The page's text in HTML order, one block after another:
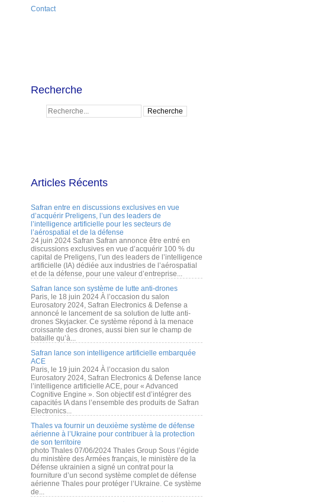
Contact
Recherche
Articles Récents
Safran entre en discussions exclusives en vue
d’acquérir Preligens, l’un des leaders de
l’intelligence artificielle pour les secteurs de
l’aérospatial et de la défense
24 juin 2024 Safran Safran annonce être entré en
discussions exclusives en vue d’acquérir 100 % du
capital de Preligens, l’un des leaders de l’intelligence
artificielle (IA) dédiée aux industries de l’aérospatial
et de la défense, pour une valeur d’entreprise...
Safran lance son système de lutte anti-drones
Paris, le 18 juin 2024 À l’occasion du salon
Eurosatory 2024, Safran Electronics & Defense a
annoncé le lancement de sa solution de lutte anti-
drones Skyjacker. Ce système répond à la menace
croissante des drones, aussi bien sur le champ de
bataille qu’à...
Safran lance son intelligence artificielle embarquée
ACE
Paris, le 19 juin 2024 À l’occasion du salon
Eurosatory 2024, Safran Electronics & Defense lance
l’intelligence artificielle ACE, pour « Advanced
Cognitive Engine ». Son objectif est d’intégrer des
capacités IA dans l’ensemble des produits de Safran
Electronics...
Thales va fournir un deuxième système de défense
aérienne à l’Ukraine pour contribuer à la protection
de son territoire
photo Thales 07/06/2024 Thales Group Sous l’égide
du ministère des Armées français, le ministère de la
Défense ukrainien a signé un contrat pour la
fourniture d’un second système complet de défense
aérienne Thales pour protéger l’Ukraine. Ce système
de...